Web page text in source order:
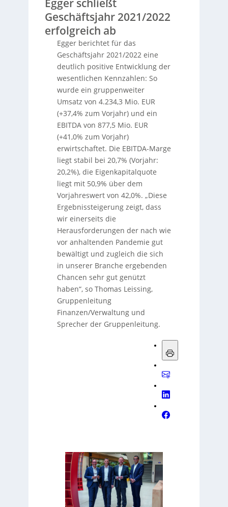
Geschäftsjahr 2021/2022
erfolgreich ab
Egger berichtet für das
Geschäftsjahr 2021/2022 eine
deutlich positive Entwicklung der
wesentlichen Kennzahlen: So
wurde ein gruppenweiter
Umsatz von 4.234,3 Mio. EUR
(+37,4% zum Vorjahr) und ein
EBITDA von 877,5 Mio. EUR
(+41,0% zum Vorjahr)
erwirtschaftet. Die EBITDA-Marge
liegt stabil bei 20,7% (Vorjahr:
20,2%), die Eigenkapitalquote
liegt mit 50,9% über dem
Vorjahreswert von 42,0%. „Diese
Ergebnissteigerung zeigt, dass
wir einerseits die
Herausforderungen der nach wie
vor anhaltenden Pandemie gut
bewältigt und zugleich die sich
in unserer Branche ergebenden
Chancen sehr gut genützt
haben“, so Thomas Leissing,
Gruppenleitung
Finanzen/Verwaltung und
Sprecher der Gruppenleitung.